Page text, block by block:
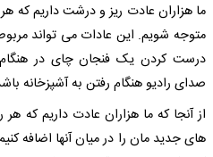
ما هزاران عادت ریز و درشت داریم که
متوجه شویم. این عادات می تواند
درست کردن یک فنجان چای در
صدای رادیو هنگام رفتن به آشپزخانه
از آنجا که ما هزاران عادت داریم که
های جدید مان را در میان آنها اضافه